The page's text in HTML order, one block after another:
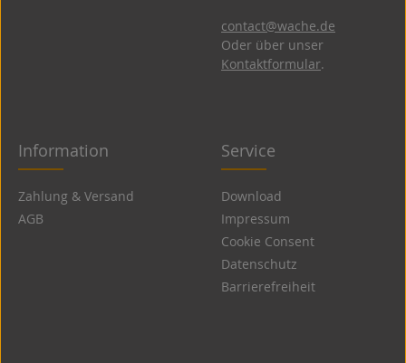
contact@wache.de
Oder über unser
Kontaktformular.
Information
Zahlung & Versand
AGB
Service
Download
Impressum
Cookie Consent
Datenschutz
Barrierefreiheit